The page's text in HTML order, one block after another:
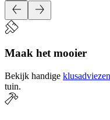
Maak het mooier
Bekijk handige klusadviezen
tuin.